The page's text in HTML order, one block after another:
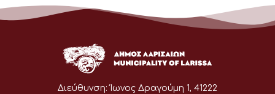
Διεύθυνση: Ίωνος Δραγούμη 1, 41222